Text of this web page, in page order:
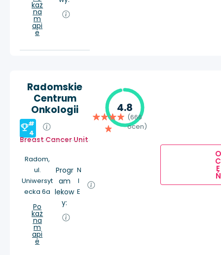
każ
na
m
api
e
Radomskie
Centrum
Onkologii
#
4
Breast Cancer Unit
Radom,
ul.
Uniwersyt
ecka 6a
Po
każ
na
m
api
e
Progr
am
lekow
y:
N
I
E
4.8
(666
ocen)
O
C
E
Ń